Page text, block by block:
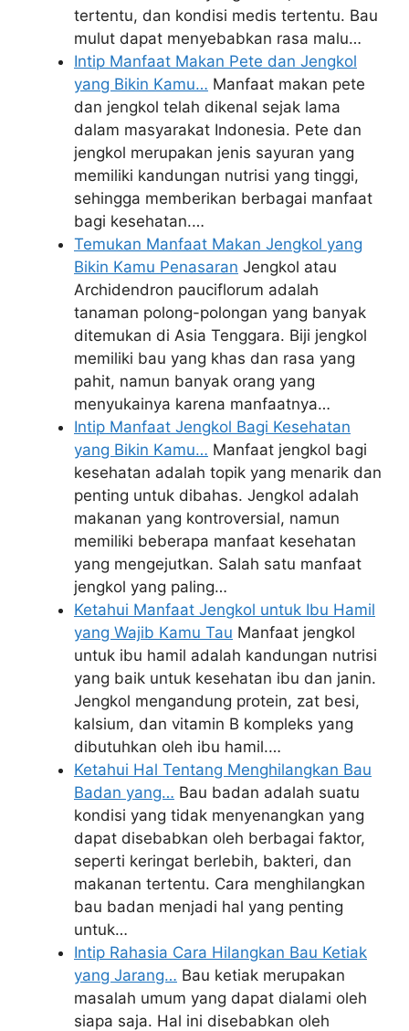
tertentu, dan kondisi medis tertentu. Bau
mulut dapat menyebabkan rasa malu…
Intip Manfaat Makan Pete dan Jengkol
yang Bikin Kamu… Manfaat makan pete
dan jengkol telah dikenal sejak lama
dalam masyarakat Indonesia. Pete dan
jengkol merupakan jenis sayuran yang
memiliki kandungan nutrisi yang tinggi,
sehingga memberikan berbagai manfaat
bagi kesehatan.…
Temukan Manfaat Makan Jengkol yang
Bikin Kamu Penasaran Jengkol atau
Archidendron pauciflorum adalah
tanaman polong-polongan yang banyak
ditemukan di Asia Tenggara. Biji jengkol
memiliki bau yang khas dan rasa yang
pahit, namun banyak orang yang
menyukainya karena manfaatnya…
Intip Manfaat Jengkol Bagi Kesehatan
yang Bikin Kamu… Manfaat jengkol bagi
kesehatan adalah topik yang menarik dan
penting untuk dibahas. Jengkol adalah
makanan yang kontroversial, namun
memiliki beberapa manfaat kesehatan
yang mengejutkan. Salah satu manfaat
jengkol yang paling…
Ketahui Manfaat Jengkol untuk Ibu Hamil
yang Wajib Kamu Tau Manfaat jengkol
untuk ibu hamil adalah kandungan nutrisi
yang baik untuk kesehatan ibu dan janin.
Jengkol mengandung protein, zat besi,
kalsium, dan vitamin B kompleks yang
dibutuhkan oleh ibu hamil.…
Ketahui Hal Tentang Menghilangkan Bau
Badan yang… Bau badan adalah suatu
kondisi yang tidak menyenangkan yang
dapat disebabkan oleh berbagai faktor,
seperti keringat berlebih, bakteri, dan
makanan tertentu. Cara menghilangkan
bau badan menjadi hal yang penting
untuk…
Intip Rahasia Cara Hilangkan Bau Ketiak
yang Jarang… Bau ketiak merupakan
masalah umum yang dapat dialami oleh
siapa saja. Hal ini disebabkan oleh